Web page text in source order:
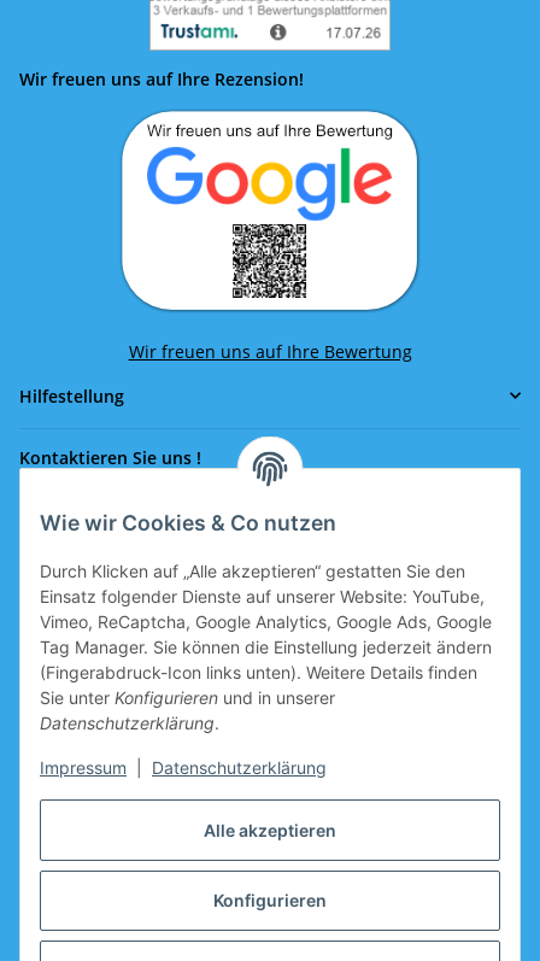
Alle akzeptieren
Konfigurieren
Wie wir Cookies & Co nutzen
Durch Klicken auf „Alle akzeptieren“ gestatten Sie den
Einsatz folgender Dienste auf unserer Website: YouTube,
Vimeo, ReCaptcha, Google Analytics, Google Ads, Google
Tag Manager. Sie können die Einstellung jederzeit ändern
(Fingerabdruck-Icon links unten). Weitere Details finden
Sie unter Konfigurieren und in unserer
Datenschutzerklärung.
Impressum Datenschutzerklärung
Wir freuen uns auf Ihre Rezension!
Wir freuen uns auf Ihre Bewertung
Hilfestellung
Kontaktieren Sie uns !
Rufen Sie uns an!
office@eissport.at
Mitglied der WKO
Informationen
Neukundengutschein
Warenkorb vorbereitet.
Hersteller
* Alle Preise inkl. gesetzlicher USt.zzgl.Versand